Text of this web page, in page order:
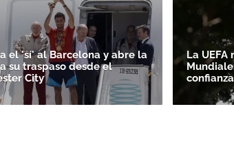
el 'sí' al Barcelona y abre la
su traspaso desde el
City
La